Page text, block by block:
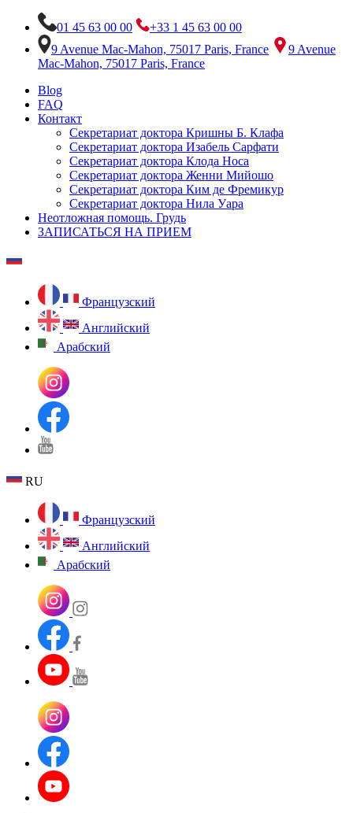
01 45 63 00 00
+33 1 45 63 00 00
9 Avenue Mac-Mahon, 75017 Paris, France
9 Avenue
Mac-Mahon, 75017 Paris, France
Blog
FAQ
Контакт
Секретариат доктора Кришны Б. Клафа
Секретариат доктора Изабель Сарфати
Секретариат доктора Клода Носа
Секретариат доктора Женни Мийошо
Секретариат доктора Ким де Фремикур
Секретариат доктора Нила Уара
Неотложная помощь. Грудь
ЗАПИСАТЬСЯ НА ПРИЕМ
Французский
Английский
Арабский
RU
Французский
Английский
Арабский